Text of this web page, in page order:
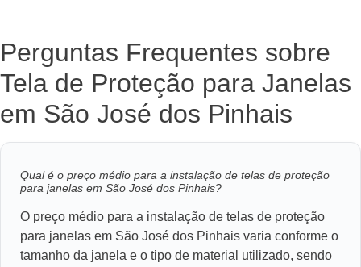
Perguntas Frequentes sobre
Tela de Proteção para Janelas
em São José dos Pinhais
Qual é o preço médio para a instalação de telas de proteção
para janelas em São José dos Pinhais?
O preço médio para a instalação de telas de proteção
para janelas em São José dos Pinhais varia conforme o
tamanho da janela e o tipo de material utilizado, sendo